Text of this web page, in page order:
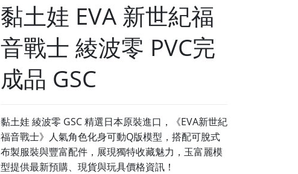
黏土娃 EVA 新世紀福
音戰士 綾波零 PVC完
成品 GSC
黏土娃 綾波零 GSC 精選日本原裝進口，《EVA新世紀
福音戰士》人氣角色化身可動Q版模型，搭配可脫式
布製服裝與豐富配件，展現獨特收藏魅力，玉富麗模
型提供最新預購、現貨與玩具價格資訊！